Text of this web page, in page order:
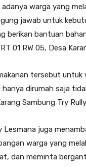
adanya warga yang
jawab untuk
berikan bantuan
01 RW 05, Desa
tersebut untuk
dirumah saja
Sambung Try
Lesmana juga
warga yang
dan meminta